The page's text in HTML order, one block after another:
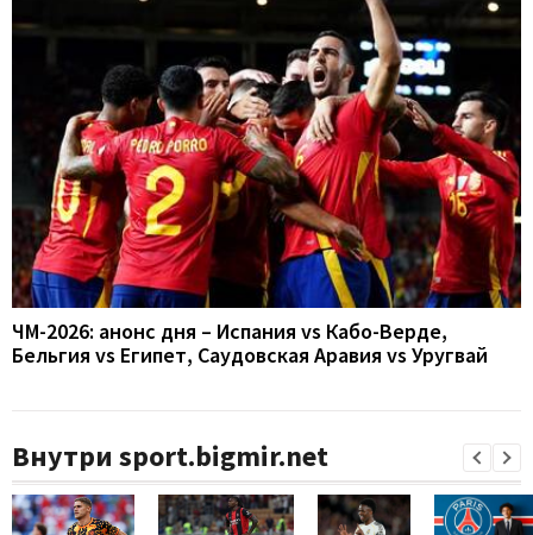
ЧМ-2026: анонс дня – Испания vs Кабо-Верде,
Бельгия vs Египет, Саудовская Аравия vs Уругвай
Внутри sport.bigmir.net